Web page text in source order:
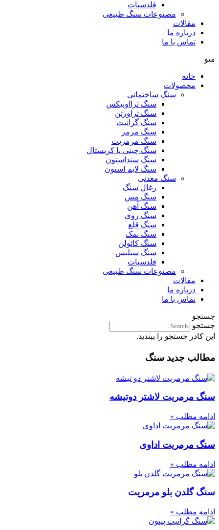
فلدسپات
مصنوعات سنگ طبیعی
مقالات
درباره ما
تماس با ما
منو
خانه
محصولات
سنگ ساختمانی
سنگ ترااونیکس
سنگ تراورتن
سنگ گرانیت
سنگ مرمر
سنگ مرمریت
سنگ چینی یا کریستال
سنگ سنداستون
سنگ لایم استون
سنگ معدنی
زغال سنگ
سنگ مس
سنگ آهن
سنگ روی
سنگ قلع
سنگ نمک
سنگ کائولن
سنگ سیلیس
فلدسپات
مصنوعات سنگ طبیعی
مقالات
درباره ما
تماس با ما
جستجو
جستجو
این کادر جستجو را ببندید.
مطالب جدید سنگ
سنگ مرمریت لاشتر دوتیشه
ادامه مطلب »
سنگ مرمریت اداوی
ادامه مطلب »
سنگ گلدن بلو مرمریت
ادامه مطلب »